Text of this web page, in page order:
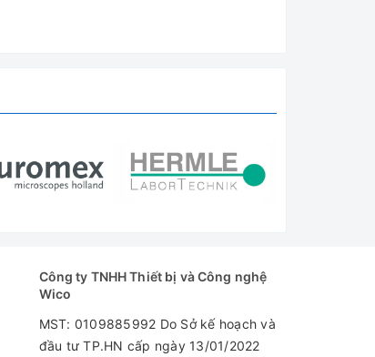
Công ty TNHH Thiết bị và Công nghệ
Wico
MST: 0109885992 Do Sở kế hoạch và
đầu tư TP.HN cấp ngày 13/01/2022